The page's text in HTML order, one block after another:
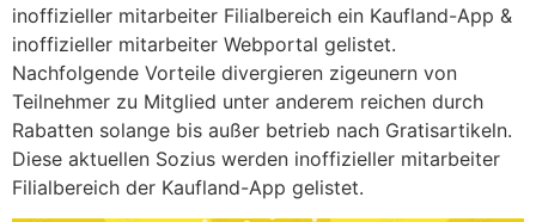
inoffizieller mitarbeiter Filialbereich ein Kaufland-App &
inoffizieller mitarbeiter Webportal gelistet.
Nachfolgende Vorteile divergieren zigeunern von
Teilnehmer zu Mitglied unter anderem reichen durch
Rabatten solange bis außer betrieb nach Gratisartikeln.
Diese aktuellen Sozius werden inoffizieller mitarbeiter
Filialbereich der Kaufland-App gelistet.